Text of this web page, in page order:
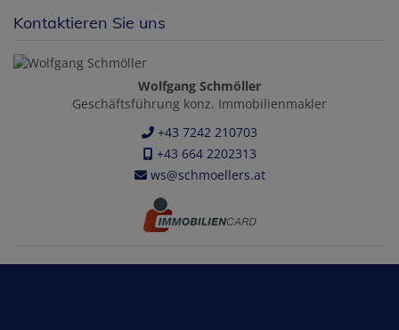
Kontaktieren Sie uns
Wolfgang Schmöller
Geschäftsführung konz. Immobilienmakler
+43 7242 210703
+43 664 2202313
ws@schmoellers.at